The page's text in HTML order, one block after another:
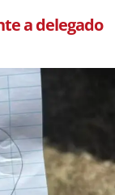
a delegado